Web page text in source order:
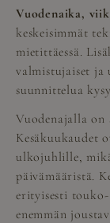
Vuodenaika,
keskeisimmät
mietittäessä.
valmistujaiset ja
suunnittelua
Vuodenajalla on
Kesäkuukaudet
ulkojuhlille,
päivämääristä.
erityisesti
enemmän